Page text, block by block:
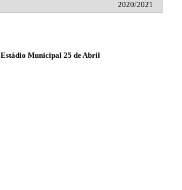
2020/2021
Estádio Municipal 25 de Abril